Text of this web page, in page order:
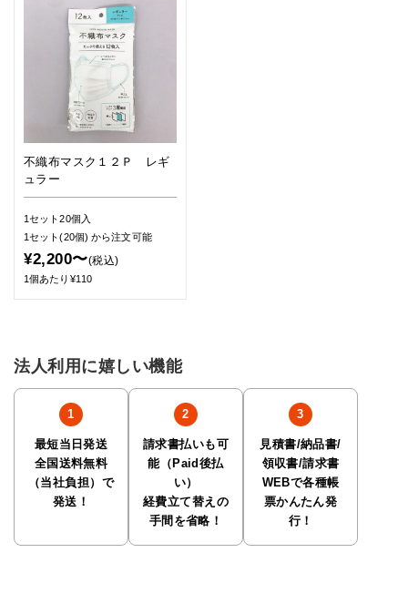
不織布マスク１２Ｐ レギ
ュラー
1セット20個入
1セット(20個)から注文可能
¥2,200〜(税込)
1個あたり¥110
法人利用に嬉しい機能
最短当日発送
全国送料無料
（当社負担）で
発送！
請求書払いも可
能（Paid後払
い）
経費立て替えの
手間を省略！
見積書/納品書/
領収書/請求書
WEBで各種帳
票かんたん発
行！